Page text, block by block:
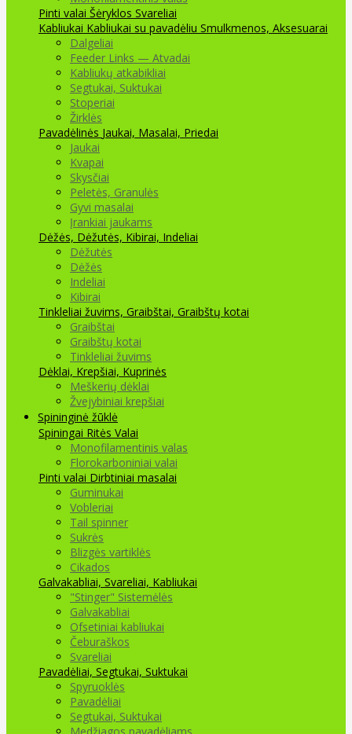
Pinti valai Šėryklos Svareliai
Kabliukai Kabliukai su pavadėliu Smulkmenos, Aksesuarai
Dalgeliai
Feeder Links — Atvadai
Kabliukų atkabikliai
Segtukai, Suktukai
Stoperiai
Žirklės
Pavadėlinės Jaukai, Masalai, Priedai
Jaukai
Kvapai
Skysčiai
Peletės, Granulės
Gyvi masalai
Įrankiai jaukams
Dėžės, Dėžutės, Kibirai, Indeliai
Dėžutės
Dėžės
Indeliai
Kibirai
Tinkleliai žuvims, Graibštai, Graibštų kotai
Graibštai
Graibštų kotai
Tinkleliai žuvims
Dėklai, Krepšiai, Kuprinės
Meškerių dėklai
Žvejybiniai krepšiai
Spininginė žūklė
Spiningai Ritės Valai
Monofilamentinis valas
Florokarboniniai valai
Pinti valai Dirbtiniai masalai
Guminukai
Vobleriai
Tail spinner
Sukrės
Blizgės vartiklės
Cikados
Galvakabliai, Svareliai, Kabliukai
"Stinger" Sistemėlės
Galvakabliai
Ofsetiniai kabliukai
Čeburaškos
Svareliai
Pavadėliai, Segtukai, Suktukai
Spyruoklės
Pavadėliai
Segtukai, Suktukai
Medžiagos pavadėliams